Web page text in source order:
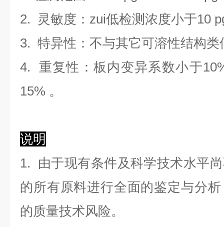
2. 灵敏度：zui低检测浓度小于10
3. 特异性：不与其它可溶性结构类
4. 重复性：板内变异系数小于10
15% 。
说明
1. 由于现有条件及科学技术水平
的所有原料进行全面的鉴定与分
的质量技术风险。